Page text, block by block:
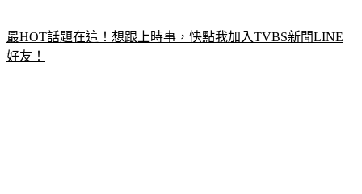
最HOT話題在這！想跟上時事，快點我加入TVBS新聞LINE
好友！